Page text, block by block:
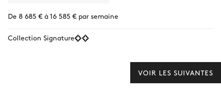
De 8 685 € à 16 585 € par semaine
Collection Signature
VOIR LES SUIVANTES